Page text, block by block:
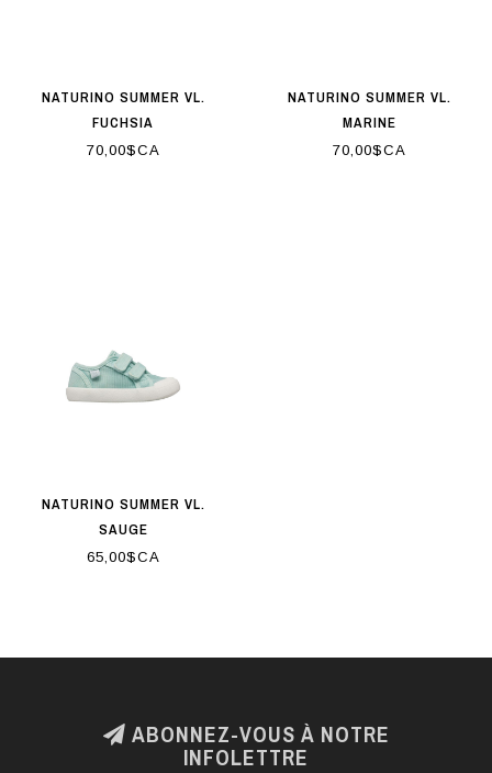
NATURINO SUMMER VL.
FUCHSIA
70,00$CA
NATURINO SUMMER VL.
MARINE
70,00$CA
NATURINO SUMMER VL.
SAUGE
65,00$CA
ABONNEZ-VOUS À NOTRE
INFOLETTRE